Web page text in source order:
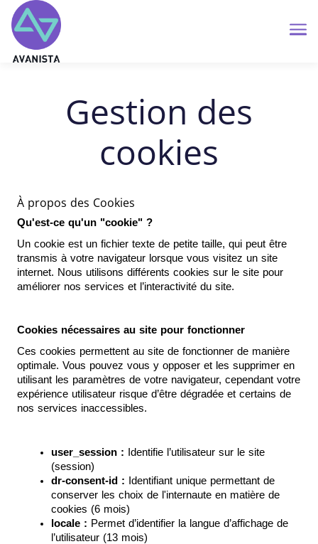
Gestion des
cookies
À propos des Cookies
Qu'est-ce qu'un "cookie" ?
Un cookie est un fichier texte de petite taille, qui peut être
transmis à votre navigateur lorsque vous visitez un site
internet. Nous utilisons différents cookies sur le site pour
améliorer nos services et l’interactivité du site.
Cookies nécessaires au site pour fonctionner
Ces cookies permettent au site de fonctionner de manière
optimale. Vous pouvez vous y opposer et les supprimer en
utilisant les paramètres de votre navigateur, cependant votre
expérience utilisateur risque d’être dégradée et certains de
nos services inaccessibles.
user_session :
Identifie l’utilisateur sur le site
(session)
dr-consent-id : Identifiant unique permettant de
conserver les choix de l'internaute en matière de
cookies (6 mois)
locale : Permet d’identifier la langue d’affichage de
l’utilisateur (13 mois)